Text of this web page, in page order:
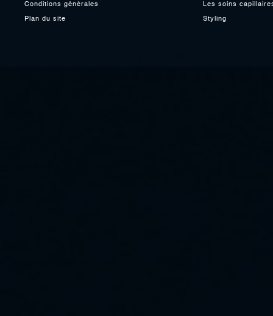
Conditions générales
Plan du site
Les soins
Styling